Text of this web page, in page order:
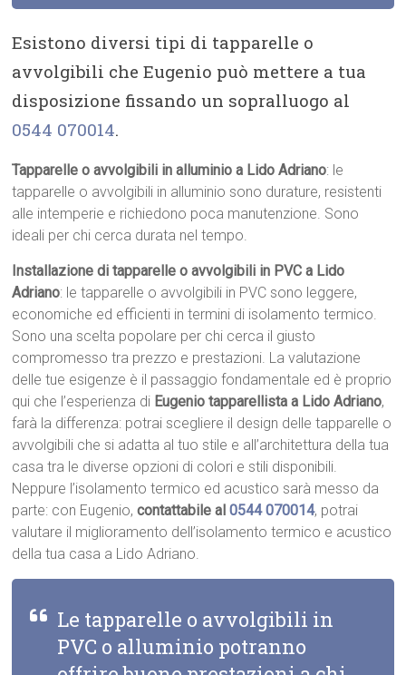
Esistono diversi tipi di tapparelle o
avvolgibili che Eugenio può mettere a tua
disposizione fissando un sopralluogo al
0544 070014.
Tapparelle o avvolgibili in alluminio a Lido Adriano: le
tapparelle o avvolgibili in alluminio sono durature, resistenti
alle intemperie e richiedono poca manutenzione. Sono
ideali per chi cerca durata nel tempo.
Installazione di tapparelle o avvolgibili in PVC a Lido
Adriano: le tapparelle o avvolgibili in PVC sono leggere,
economiche ed efficienti in termini di isolamento termico.
Sono una scelta popolare per chi cerca il giusto
compromesso tra prezzo e prestazioni. La valutazione
delle tue esigenze è il passaggio fondamentale ed è proprio
qui che l’esperienza di Eugenio tapparellista a Lido Adriano,
farà la differenza: potrai scegliere il design delle tapparelle o
avvolgibili che si adatta al tuo stile e all’architettura della tua
casa tra le diverse opzioni di colori e stili disponibili.
Neppure l’isolamento termico ed acustico sarà messo da
parte: con Eugenio,contattabile al0544 070014, potrai
valutare il miglioramento dell’isolamento termico e acustico
della tua casa a Lido Adriano.
Le tapparelle o avvolgibili in
PVC o alluminio potranno